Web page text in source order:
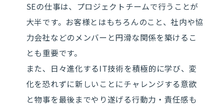
SEの仕事は、プロジェクトチームで行うことが
大半です。お客様とはもちろんのこと、社内や協
力会社などのメンバーと円滑な関係を築けるこ
とも重要です。
また、日々進化するIT技術を積極的に学び、変
化を恐れずに新しいことにチャレンジする意欲
と物事を最後までやり遂げる行動力・責任感も